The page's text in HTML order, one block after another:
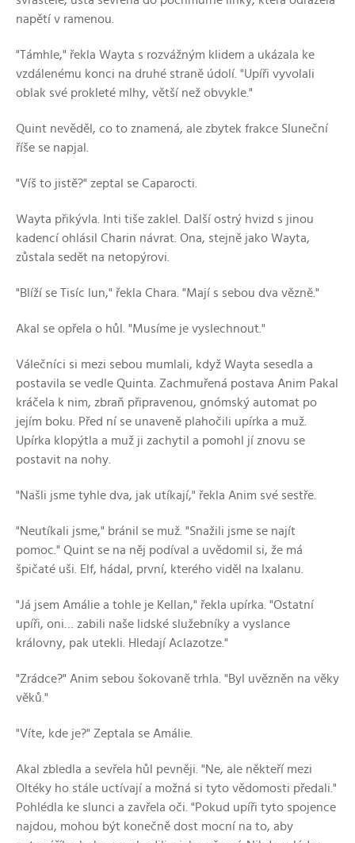
napětí v ramenou.
"Támhle," řekla Wayta s rozvážným klidem a ukázala ke
vzdálenému konci na druhé straně údolí. "Upíři vyvolali
oblak své prokleté mlhy, větší než obvykle."
Quint nevěděl, co to znamená, ale zbytek frakce Sluneční
říše se napjal.
"Víš to jistě?" zeptal se Caparocti.
Wayta přikývla. Inti tiše zaklel. Další ostrý hvizd s jinou
kadencí ohlásil Charin návrat. Ona, stejně jako Wayta,
zůstala sedět na netopýrovi.
"Blíží se Tisíc lun," řekla Chara. "Mají s sebou dva vězně."
Akal se opřela o hůl. "Musíme je vyslechnout."
Válečníci si mezi sebou mumlali, když Wayta sesedla a
postavila se vedle Quinta. Zachmuřená postava Anim Pakal
kráčela k nim, zbraň připravenou, gnómský automat po
jejím boku. Před ní se unaveně plahočili upírka a muž.
Upírka klopýtla a muž ji zachytil a pomohl jí znovu se
postavit na nohy.
"Našli jsme tyhle dva, jak utíkají," řekla Anim své sestře.
"Neutíkali jsme," bránil se muž. "Snažili jsme se najít
pomoc." Quint se na něj podíval a uvědomil si, že má
špičaté uši. Elf, hádal, první, kterého viděl na Ixalanu.
"Já jsem Amálie a tohle je Kellan," řekla upírka. "Ostatní
upíři, oni… zabili naše lidské služebníky a vyslance
královny, pak utekli. Hledají Aclazotze."
"Zrádce?" Anim sebou šokovaně trhla. "Byl uvězněn na věky
věků."
"Víte, kde je?" Zeptala se Amálie.
Akal zbledla a sevřela hůl pevněji. "Ne, ale někteří mezi
Oltéky ho stále uctívají a možná si tyto vědomosti předali."
Pohlédla ke slunci a zavřela oči. "Pokud upíři tyto spojence
najdou, mohou být konečně dost mocní na to, aby